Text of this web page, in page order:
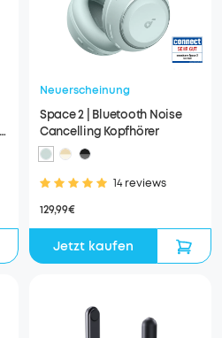
Neuerscheinung
Space 2 | Bluetooth Noise
Cancelling Kopfhörer
14 reviews
129,99€
Jetzt kaufen